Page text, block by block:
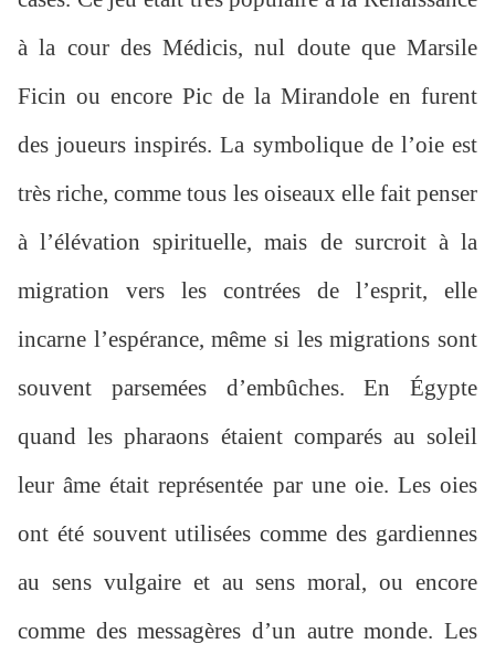
à la cour des Médicis, nul doute que Marsile
Ficin ou encore Pic de la Mirandole en furent
des joueurs inspirés. La symbolique de l’oie est
très riche, comme tous les oiseaux elle fait penser
à l’élévation spirituelle, mais de surcroit à la
migration vers les contrées de l’esprit, elle
incarne l’espérance, même si les migrations sont
souvent parsemées d’embûches. En Égypte
quand les pharaons étaient comparés au soleil
leur âme était représentée par une oie. Les oies
ont été souvent utilisées comme des gardiennes
au sens vulgaire et au sens moral, ou encore
comme des messagères d’un autre monde. Les